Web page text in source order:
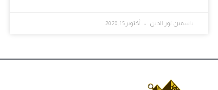
ياسمين نور الدين أكتوبر 15, 2020